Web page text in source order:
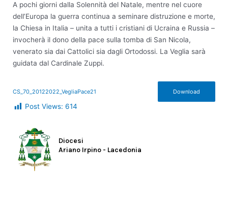
A pochi giorni dalla Solennità del Natale, mentre nel cuore
dell’Europa la guerra continua a seminare distruzione e morte,
la Chiesa in Italia – unita a tutti i cristiani di Ucraina e Russia –
invocherà il dono della pace sulla tomba di San Nicola,
venerato sia dai Cattolici sia dagli Ortodossi. La Veglia sarà
guidata dal Cardinale Zuppi.
CS_70_20122022_VegliaPace21 Download
Post Views: 614
Diocesi
Ariano Irpino - Lacedonia